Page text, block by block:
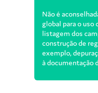
Não é
global para o uso
listagem dos
construção de
exemplo,
à documentação